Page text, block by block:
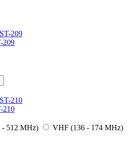
209
210
512 MHz)
VHF (136 - 174 MHz)